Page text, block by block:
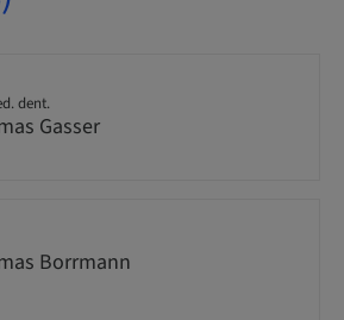
dent.
Gasser
Borrmann